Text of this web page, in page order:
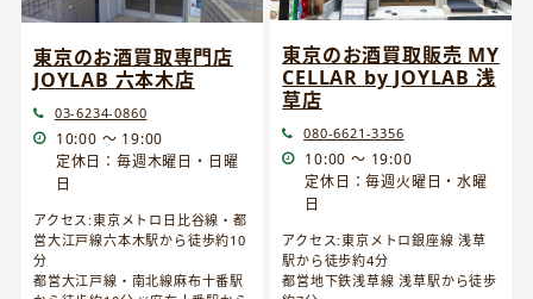
東京のお酒買取専門店
JOYLAB 六本木店
03-6234-0860
10:00 ～ 19:00
定休日：毎週木曜日・日曜
日
アクセス:東京メトロ日比谷線・都
営大江戸線六本木駅から徒歩約10
分
都営大江戸線・南北線麻布十番駅
東京のお酒買取販売 MY
CELLAR by JOYLAB 浅
草店
080-6621-3356
10:00 ～ 19:00
定休日：毎週火曜日・水曜
日
アクセス:東京メトロ銀座線 浅草
駅から徒歩約4分
都営地下鉄浅草線 浅草駅から徒歩